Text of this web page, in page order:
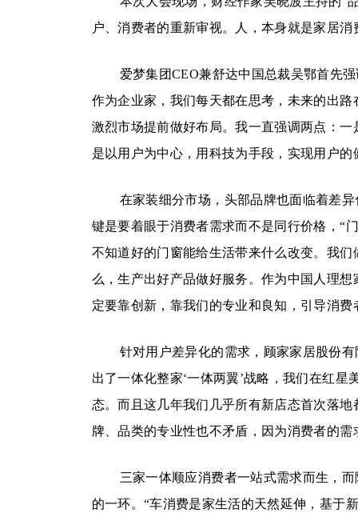
户、消费者的重新审视。人，本身就是家居
爱梦集团CEO兼舒达中国总裁吴鄂首先
作为企业家，我们每天都在思考，未来的出
激烈市场提前做好布局。我一直强调两点：
是以用户为中心，用科技为手段，实现用户的
在家装细分市场，头部品牌也面临着差
键是要着眼于消费者需求而不是同行价格，“
不知道好的门窗能给生活带来什么改变。我
么，生产出好产品做好服务。作为中国人理
定要靠创新，靠我们的专业和良知，引导消费
针对用户差异化的需求，顾家家居股份
出了一体化整家‘一体两翼’战略，我们在红
态。而且这几年我们几乎所有新店态首次落
牌、品类的专业性也不矛盾，因为消费者的需
三家一体顺应消费者一站式需求而生，
的一环。“车消费是家生活的天然延伸，基于